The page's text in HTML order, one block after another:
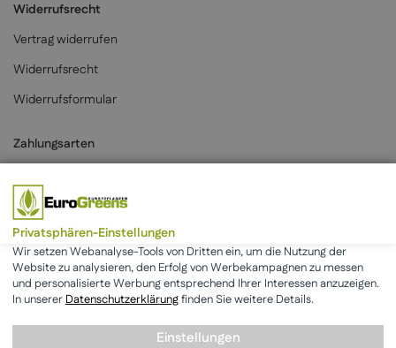
Widerrufsrecht
Vertrag widerrufen
Widerrufsrecht
Widerrufsformular
Zahlungsarten
* Alle Preise inkl. der gesetzlichen MwSt. & zzgl.
AGB Datenschutz Impressum
Privatsphären-Einstellungen
Wir setzen Webanalyse-Tools von Dritten ein, um die Nutzung der
Website zu analysieren, den Erfolg von Werbekampagnen zu messen
und personalisierte Werbung entsprechend Ihrer Interessen anzuzeigen.
In unserer Datenschutzerklärungfinden Sie weitere Details.
Einstellungen